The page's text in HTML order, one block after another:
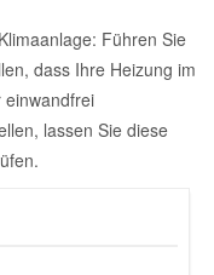
Führen Sie
dass Ihre Heizung im
einwandfrei
lassen Sie diese